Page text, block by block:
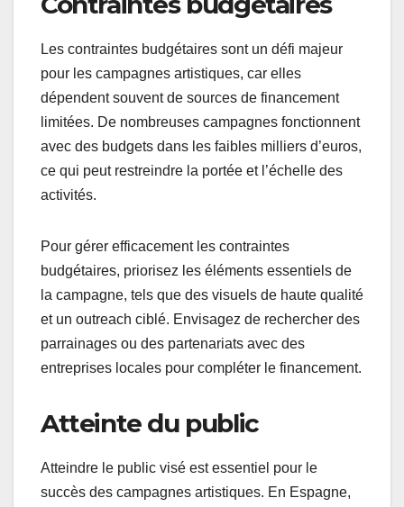
Les contraintes budgétaires sont un défi majeur
pour les campagnes artistiques, car elles
dépendent souvent de sources de financement
limitées. De nombreuses campagnes fonctionnent
avec des budgets dans les faibles milliers d’euros,
ce qui peut restreindre la portée et l’échelle des
activités.
Pour gérer efficacement les contraintes
budgétaires, priorisez les éléments essentiels de
la campagne, tels que des visuels de haute qualité
et un outreach ciblé. Envisagez de rechercher des
parrainages ou des partenariats avec des
entreprises locales pour compléter le financement.
Atteinte du public
Atteindre le public visé est essentiel pour le
succès des campagnes artistiques. En Espagne,